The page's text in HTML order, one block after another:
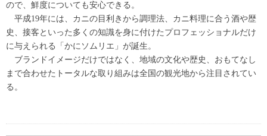
ので、鮮度についても安心できる。
平成19年には、カニの目利きから調理法、カニ料理に合う酒や歴
史、接客といった多くの知識を身に付けたプロフェッショナルだけ
に与えられる「かにソムリエ」が誕生。
ブランドイメージだけではなく、地域の文化や歴史、おもてなし
まで合わせたトータルな取り組みは全国の観光地から注目されてい
る。